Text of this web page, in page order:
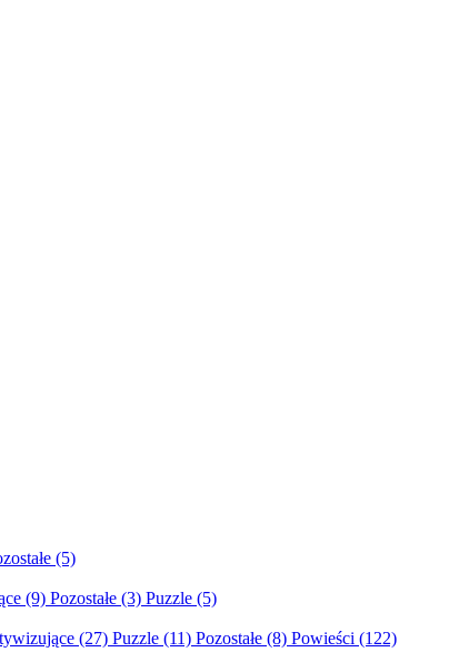
(5)
(9) Pozostałe (3) Puzzle (5)
(27) Puzzle (11) Pozostałe (8) Powieści (122)